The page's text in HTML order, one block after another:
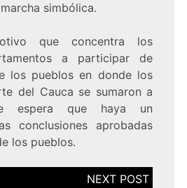
simbólica.
que concentra los
a participar de
los pueblos en donde los
del Cauca se sumaron a
espera que haya un
conclusiones aprobadas
los pueblos.